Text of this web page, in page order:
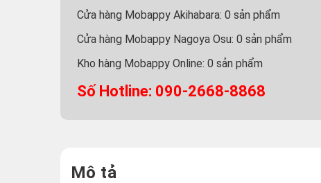
Cửa hàng Mobappy Akihabara: 0 sản phẩm
Cửa hàng Mobappy Nagoya Osu: 0 sản phẩm
Kho hàng Mobappy Online: 0 sản phẩm
Số Hotline: 090-2668-8868
Mô tả